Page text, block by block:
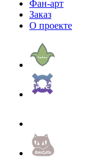
Фан-арт
Заказ
О проекте